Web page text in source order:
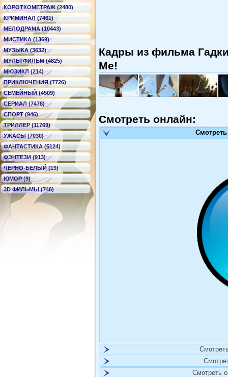
КОРОТКОМЕТРАЖ (2480)
КРИМИНАЛ (7461)
МЕЛОДРАМА (10443)
МИСТИКА (1369)
МУЗЫКА (3632)
МУЛЬТФИЛЬМ (4825)
МЮЗИКЛ (214)
ПРИКЛЮЧЕНИЯ (7726)
СЕМЕЙНЫЙ (4509)
СЕРИАЛ (7478)
СПОРТ (946)
ТРИЛЛЕР (11769)
УЖАСЫ (7030)
ФАНТАСТИКА (5124)
ФЭНТЕЗИ (913)
ЧЕРНО-БЕЛЫЙ (19)
ЮМОР (9)
3D ФИЛЬМЫ (746)
Кадры из фильма
Me!
Смотреть онлайн:
Смотреть